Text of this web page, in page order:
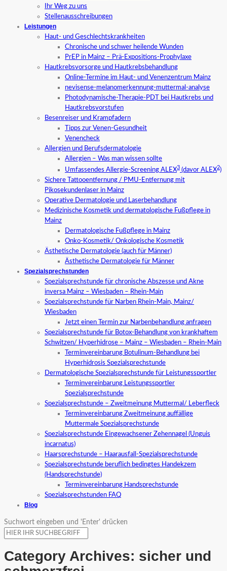
Ihr Weg zu uns
Stellenausschreibungen
Leistungen
Haut- und Geschlechtskrankheiten
Chronische und schwer heilende Wunden
PrEP in Mainz – Prä-Expositions-Prophylaxe
Hautkrebsvorsorge und Hautkrebsbehandlung
Online-Termine im Haut- und Venenzentrum Mainz
nevisense-melanomerkennung-muttermal-analyse
Photodynamische-Therapie-PDT bei Hautkrebs und
Hautkrebsvorstufen
Besenreiser und Krampfadern
Tipps zur Venen-Gesundheit
Venencheck
Allergien und Berufsdermatologie
Allergien – Was man wissen sollte
Umfassendes Allergie-Screening ALEX3 (davor ALEX2)
Sichere Tattooentfernung / PMU-Entfernung mit
Pikosekundenlaser in Mainz
Operative Dermatologie und Laserbehandlung
Medizinische Kosmetik und dermatologische Fußpflege in
Mainz
Dermatologische Fußpflege in Mainz
Onko-Kosmetik/ Onkologische Kosmetik
Ästhetische Dermatologie (auch für Männer)
Ästhetische Dermatologie für Männer
Spezialsprechstunden
Spezialsprechstunde für chronische Abszesse und Akne
inversa Mainz – Wiesbaden – Rhein-Main
Spezialsprechstunde für Narben Rhein-Main, Mainz/
Wiesbaden
Jetzt einen Termin zur Narbenbehandlung anfragen
Spezialsprechstunde für Botox-Behandlung von krankhaftem
Schwitzen/ Hyperhidrose – Mainz – Wiesbaden – Rhein-Main
Terminvereinbarung Botulinum-Behandlung bei
Hyperhidrosis Spezialsprechstunde
Dermatologische Spezialsprechstunde für Leistungssportler
Terminvereinbarung Leistungssportler
Spezialsprechstunde
Spezialsprechstunde – Zweitmeinung Muttermal/ Leberfleck
Terminvereinbarung Zweitmeinung auffällige
Muttermale Spezialsprechstunde
Spezialsprechstunde Eingewachsener Zehennagel (Unguis
incarnatus)
Haarsprechstunde – Haarausfall-Spezialsprechstunde
Spezialsprechstunde beruflich bedingtes Handekzem
(Handsprechstunde)
Terminvereinbarung Handsprechstunde
Spezialsprechstunden FAQ
Blog
Suchwort eingeben und 'Enter' drücken
Category Archives: sicher und